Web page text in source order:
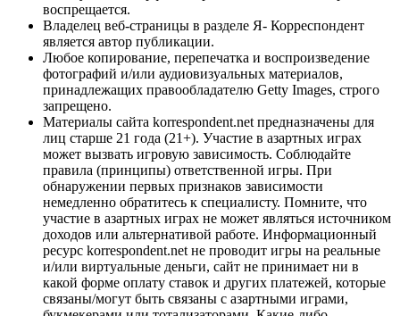
воспрещается.
Владелец веб-страницы в разделе Я- Корреспондент
является автор публикации.
Любое копирование, перепечатка и воспроизведение
фотографий и/или аудиовизуальных материалов,
принадлежащих правообладателю Getty Images, строго
запрещено.
Материалы сайта korrespondent.net предназначены для
лиц старше 21 года (21+). Участие в азартных играх
может вызвать игровую зависимость. Соблюдайте
правила (принципы) ответственной игры. При
обнаружении первых признаков зависимости
немедленно обратитесь к специалисту. Помните, что
участие в азартных играх не может являться источником
доходов или альтернативой работе. Информационный
ресурс korrespondent.net не проводит игры на реальные
и/или виртуальные деньги, сайт не принимает ни в
какой форме оплату ставок и других платежей, которые
связаны/могут быть связаны с азартными играми,